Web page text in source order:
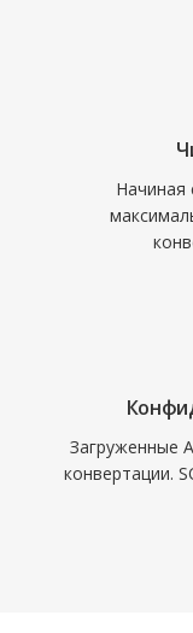
Начиная
Загруженные
конвертации.